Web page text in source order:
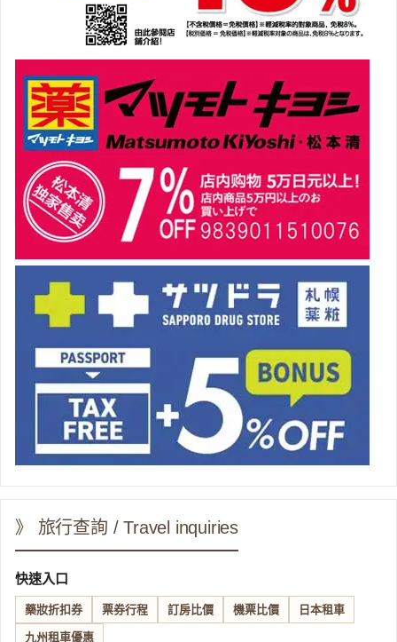
》 旅行查詢 / Travel inquiries
快速入口
藥妝折扣券 票券行程 訂房比價 機票比價 日本租車
九州租車優惠